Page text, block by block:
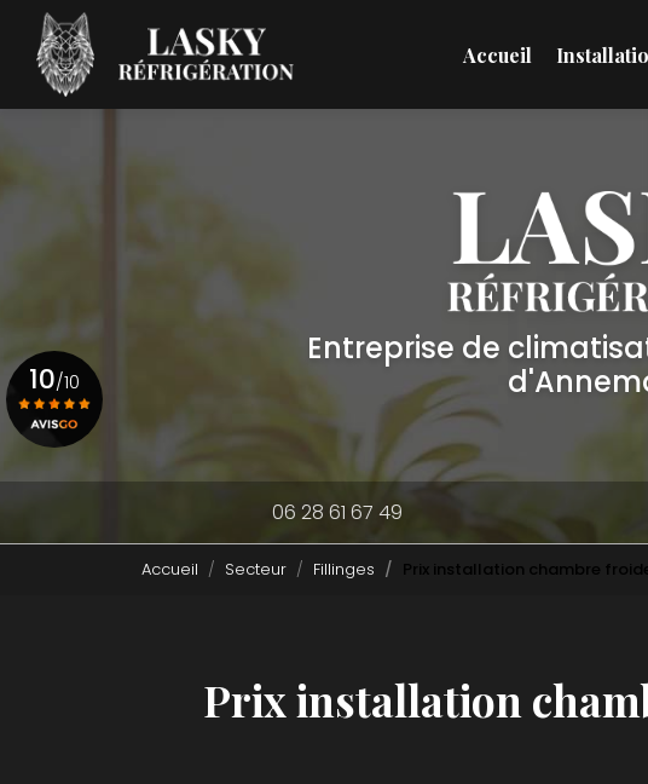
contenu
principal
Accueil
Entreprise de
06 28 61 67 49
10/10
Accueil Secteur Fillinges Prix installation chambre
Prix installation